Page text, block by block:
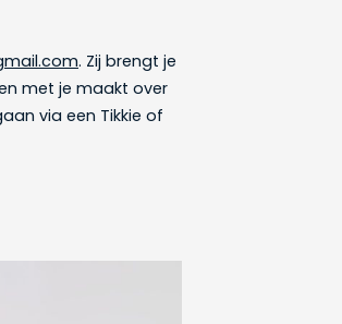
. Zij brengt je
met je maakt over
via een Tikkie of